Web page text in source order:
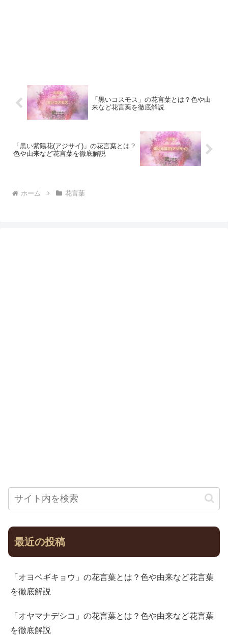
「黒いコスモス」の花言葉とは？色や由
来など花言葉を徹底解説
「黒い紫陽花(アジサイ)」の花言葉とは？
色や由来など花言葉を徹底解説
ホーム 花言葉
最近の投稿
「オヨベギキョウ」の花言葉とは？色や由来など花言葉
を徹底解説
「オヤマナデシコ」の花言葉とは？色や由来など花言葉
を徹底解説